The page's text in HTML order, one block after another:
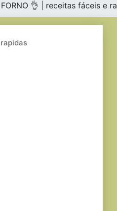
👌 | receitas fáceis e